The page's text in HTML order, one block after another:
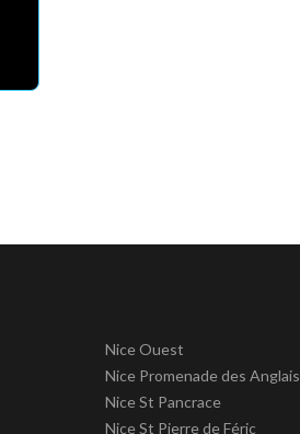
Nice Ouest
Nice Promenade des Anglais
Nice St Pancrace
Nice St Pierre de Féric